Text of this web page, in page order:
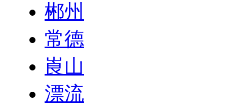
郴州
常德
崀山
漂流